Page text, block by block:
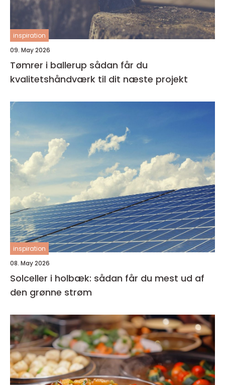
inspiration
09. May 2026
Tømrer i ballerup sådan får du
kvalitetshåndværk til dit næste projekt
inspiration
08. May 2026
Solceller i holbæk: sådan får du mest ud af
den grønne strøm